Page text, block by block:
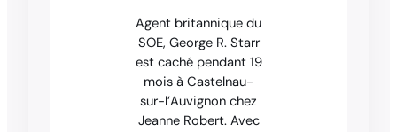
Agent britannique du
SOE, George R. Starr
est caché pendant 19
mois à Castelnau-
sur-l’Auvignon chez
Jeanne Robert. Avec